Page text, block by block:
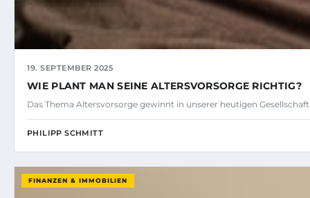
19. SEPTEMBER 2025
WIE PLANT MAN SEINE ALTERSVORSORGE RICHTIG?
Das Thema Altersvorsorge gewinnt in unserer heutigen
PHILIPP SCHMITT
FINANZEN & IMMOBILIEN